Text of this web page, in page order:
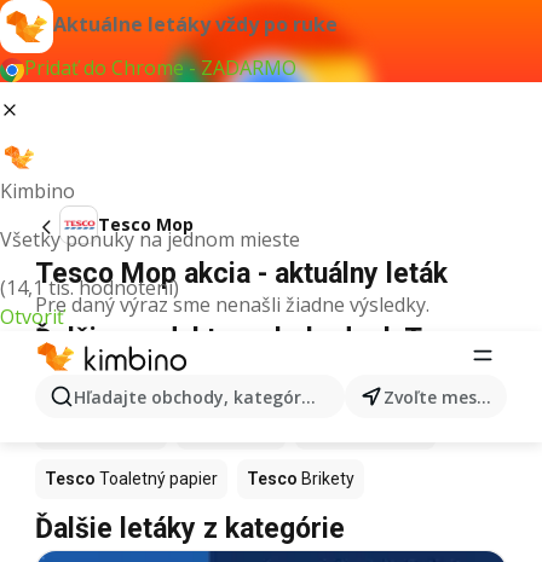
Aktuálne letáky vždy po ruke
Pridať do Chrome - ZADARMO
Kimbino
Všetky ponuky na jednom mieste
(14,1 tis. hodnotení)
Otvoriť
Hľadajte obchody, kategórie, produkty... Zvoľte mesto
Tesco Mop
Tesco Mop akcia - aktuálny leták
Pre daný výraz sme nenašli žiadne výsledky.
Ďalšie produkty v obchodoch Tesco
Tesco Toaletný papier Tesco Brikety
Ďalšie letáky z kategórie